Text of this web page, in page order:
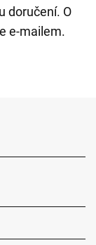
doručení. O
e-mailem.